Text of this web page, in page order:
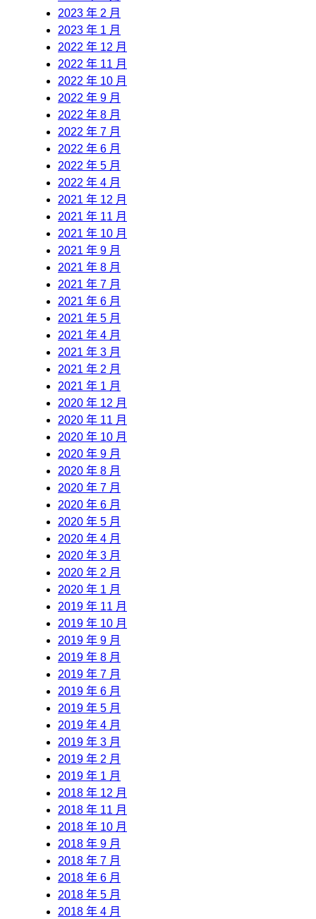
2023 年 2 月
2023 年 1 月
2022 年 12 月
2022 年 11 月
2022 年 10 月
2022 年 9 月
2022 年 8 月
2022 年 7 月
2022 年 6 月
2022 年 5 月
2022 年 4 月
2021 年 12 月
2021 年 11 月
2021 年 10 月
2021 年 9 月
2021 年 8 月
2021 年 7 月
2021 年 6 月
2021 年 5 月
2021 年 4 月
2021 年 3 月
2021 年 2 月
2021 年 1 月
2020 年 12 月
2020 年 11 月
2020 年 10 月
2020 年 9 月
2020 年 8 月
2020 年 7 月
2020 年 6 月
2020 年 5 月
2020 年 4 月
2020 年 3 月
2020 年 2 月
2020 年 1 月
2019 年 11 月
2019 年 10 月
2019 年 9 月
2019 年 8 月
2019 年 7 月
2019 年 6 月
2019 年 5 月
2019 年 4 月
2019 年 3 月
2019 年 2 月
2019 年 1 月
2018 年 12 月
2018 年 11 月
2018 年 10 月
2018 年 9 月
2018 年 7 月
2018 年 6 月
2018 年 5 月
2018 年 4 月